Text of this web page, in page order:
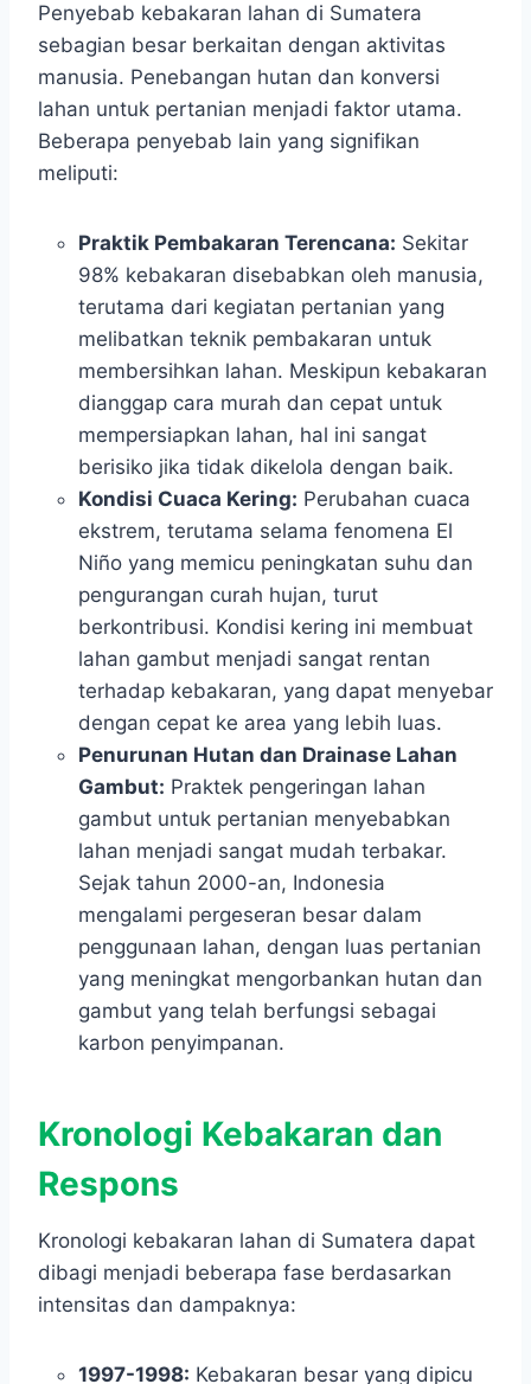
Penyebab kebakaran lahan di Sumatera
sebagian besar berkaitan dengan aktivitas
manusia. Penebangan hutan dan konversi
lahan untuk pertanian menjadi faktor utama.
Beberapa penyebab lain yang signifikan
meliputi:
Praktik Pembakaran Terencana: Sekitar
98% kebakaran disebabkan oleh manusia,
terutama dari kegiatan pertanian yang
melibatkan teknik pembakaran untuk
membersihkan lahan. Meskipun kebakaran
dianggap cara murah dan cepat untuk
mempersiapkan lahan, hal ini sangat
berisiko jika tidak dikelola dengan baik.
Kondisi Cuaca Kering: Perubahan cuaca
ekstrem, terutama selama fenomena El
Niño yang memicu peningkatan suhu dan
pengurangan curah hujan, turut
berkontribusi. Kondisi kering ini membuat
lahan gambut menjadi sangat rentan
terhadap kebakaran, yang dapat menyebar
dengan cepat ke area yang lebih luas.
Penurunan Hutan dan Drainase Lahan
Gambut: Praktek pengeringan lahan
gambut untuk pertanian menyebabkan
lahan menjadi sangat mudah terbakar.
Sejak tahun 2000-an, Indonesia
mengalami pergeseran besar dalam
penggunaan lahan, dengan luas pertanian
yang meningkat mengorbankan hutan dan
gambut yang telah berfungsi sebagai
karbon penyimpanan.
Kronologi Kebakaran dan
Respons
Kronologi kebakaran lahan di Sumatera dapat
dibagi menjadi beberapa fase berdasarkan
intensitas dan dampaknya:
1997-1998: Kebakaran besar yang dipicu